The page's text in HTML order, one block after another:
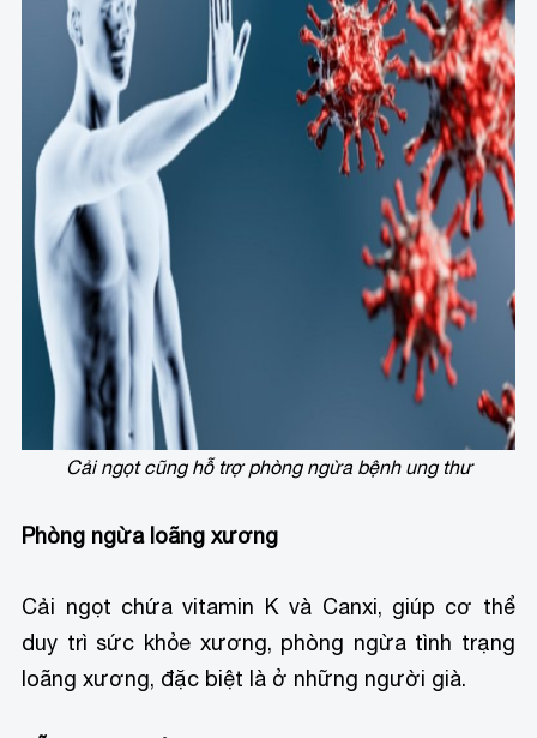
Cải ngọt cũng hỗ trợ phòng ngừa bệnh ung thư
Phòng ngừa loãng xương
Cải ngọt chứa vitamin K và Canxi, giúp cơ thể
duy trì sức khỏe xương, phòng ngừa tình trạng
loãng xương, đặc biệt là ở những người già.